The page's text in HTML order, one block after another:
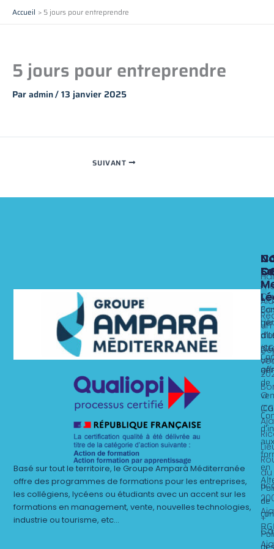
AllerAccueil 5 jours pour entreprendre
5 jours pour entreprendre
Paradmin/13 janvier 2025
SUIVANT
Basé sur tout le territoire, le Groupe Amparà Méditerranée
offre des programmes de formations pour les entreprises,
les collégiens, lycéens ou étudiants avec un accent sur les
formations en management, vente, nouvelles technologies,
industrie ou tourisme, etc…
un
x
dit
O
du
+
de
en
de